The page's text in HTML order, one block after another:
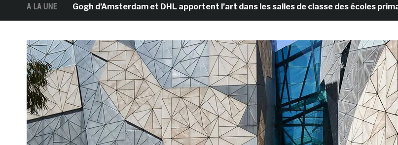
A LA UNE
Van Gogh d’Amsterdam et DHL apportent l’art dans les salles de classe des écoles primaires des